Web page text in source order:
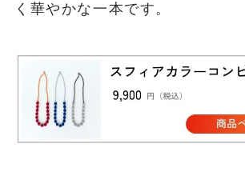
く華やかな一本です。